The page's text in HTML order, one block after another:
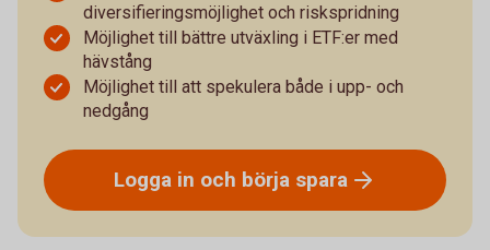
diversifieringsmöjlighet och riskspridning
Möjlighet till bättre utväxling i ETF:er med
hävstång
Möjlighet till att spekulera både i upp- och
nedgång
Logga in och börja spara